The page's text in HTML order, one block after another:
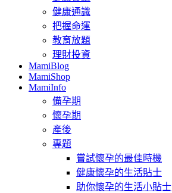
健康通識
把握命運
教育放題
理財投資
MamiBlog
MamiShop
MamiInfo
備孕期
懷孕期
產後
專題
嘗試懷孕的最佳時機
健康懷孕的生活貼士
助你懷孕的生活小貼士